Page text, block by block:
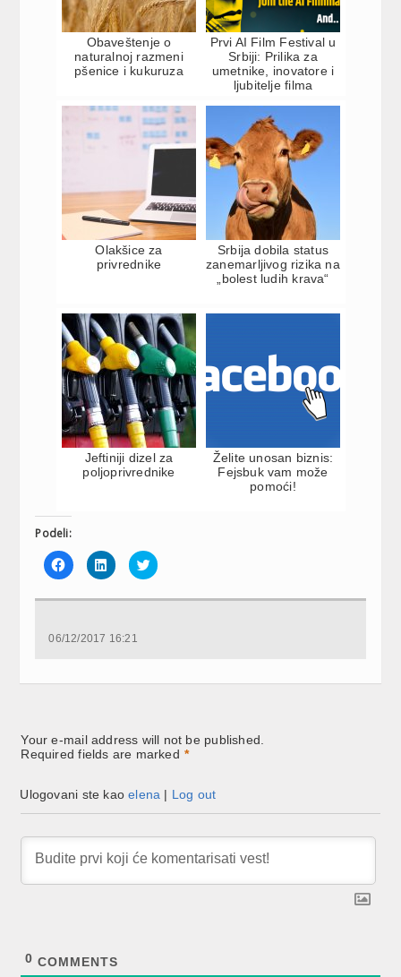
Obaveštenje o
naturalnoj razmeni
pšenice i kukuruza
Prvi AI Film Festival u
Srbiji: Prilika za
umetnike, inovatore i
ljubitelje filma
Olakšice za
privrednike
Srbija dobila status
zanemarljivog rizika na
„bolest ludih krava“
Jeftiniji dizel za
poljoprivrednike
Želite unosan biznis:
Fejsbuk vam može
pomoći!
Podeli:
Click
to
share
Facebook
new
Click
to
share
LinkedIn
new
Click
to
Twitter
06/12/2017 16:21
Your e-mail address will not be published.
Required fields are marked *
Ulogovani ste kaoelena | Log out
0 COMMENTS